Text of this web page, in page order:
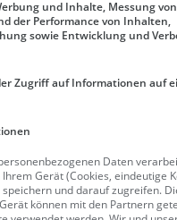
wie
und Inhalte, Messung von
der Performance von Inhalten,
sowie Entwicklung und
Zugriff auf Informationen auf
Daten
Gerät (Cookies, eindeutige
und darauf zugreifen.
können mit den Partnern